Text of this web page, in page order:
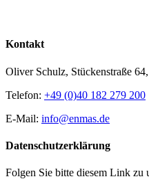
Kontakt
Oliver Schulz, Stückenstraße
Telefon: +49 (0)40 182 279 200
E-Mail: info@enmas.de
Datenschutzerklärung
Folgen Sie bitte diesem Link zu